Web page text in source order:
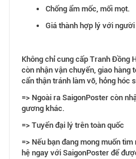
Chống ẩm mốc, mối mọt.
Giá thành hợp lý với người
Không chỉ cung cấp Tranh Đồng
còn nhận vận chuyển, giao hàng
cẩn thận tránh làm vỡ, hỏng hóc
=> Ngoài ra SaigonPoster còn
gương khác.
=> Tuyển đại lý trên toàn quốc
=> Nếu bạn đang mong muốn
hệ ngay với SaigonPoster để